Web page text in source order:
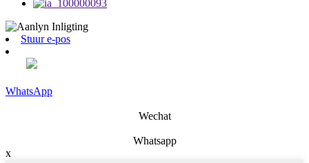
Stuur e-pos
WhatsApp
Wechat
Whatsapp
x